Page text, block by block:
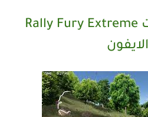
لعبة رالى السيارات Rally Fury Extreme